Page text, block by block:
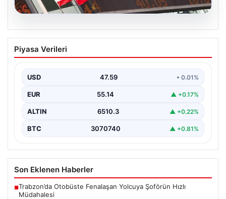
05.08.2026
FED faiz kararı ne zaman açıklanacak?
Nisan ayı faiz beklentisi belli oldu
Piyasa Verileri
USD 47.59 • 0.01%
EUR 55.14 ▲ +0.17%
ALTIN 6510.3 ▲ +0.22%
BTC 3070740 ▲ +0.81%
Son Eklenen Haberler
■Trabzon’da Otobüste Fenalaşan Yolcuya Şoförün Hızlı
Müdahalesi